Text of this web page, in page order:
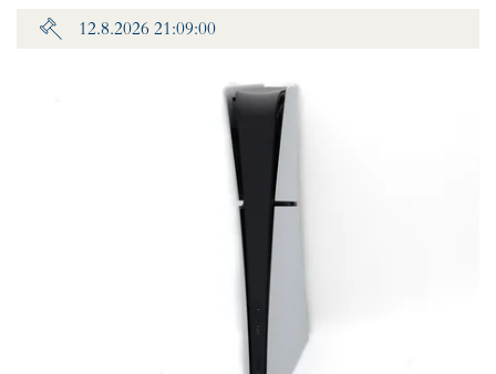
12.8.2026 21:09:00